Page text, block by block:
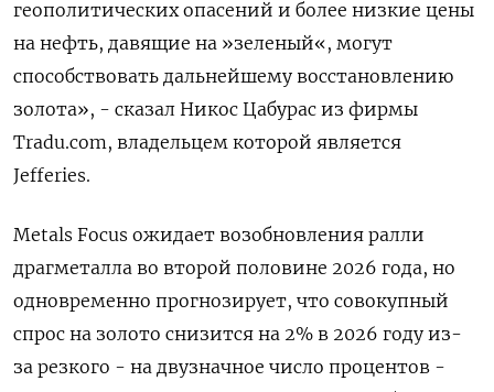
геополитических опасений и ‌более низкие цены
на нефть, давящие на »зеленый«, могут
способствовать дальнейшему восстановлению
золота», - сказал Никос Цабурас из фирмы
Tradu.com, владельцем которой ​является
Jefferies.
Metals Focus ​ожидает возобновления ралли
‌драгметалла во второй половине 2026 года, но
одновременно прогнозирует, что совокупный
спрос ​на золото снизится на 2% в 2026 году из-
за резкого - на двузначное число процентов -